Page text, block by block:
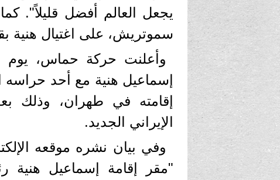
يجعل العالم أفضل قليلاً".
سموتريش، على اغتيال هنية
وأعلنت حركة حماس، يوم
إسماعيل هنية مع أحد حراسه
إقامته في طهران، وذلك
الإيراني الجديد.
وفي بيان نشره موقعه
"مقر إقامة إسماعيل